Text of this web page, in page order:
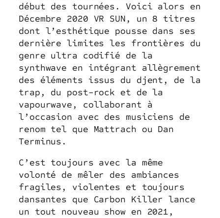
début des tournées. Voici alors en
Décembre 2020 VR SUN, un 8 titres
dont l’esthétique pousse dans ses
dernière limites les frontières du
genre ultra codifié de la
synthwave en intégrant allègrement
des éléments issus du djent, de la
trap, du post-rock et de la
vapourwave, collaborant à
l’occasion avec des musiciens de
renom tel que Mattrach ou Dan
Terminus.
C’est toujours avec la même
volonté de mêler des ambiances
fragiles, violentes et toujours
dansantes que Carbon Killer lance
un tout nouveau show en 2021,